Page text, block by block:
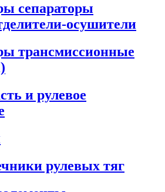
сепараторы
осушители
трансмиссионные
и рулевое
рулевых тяг